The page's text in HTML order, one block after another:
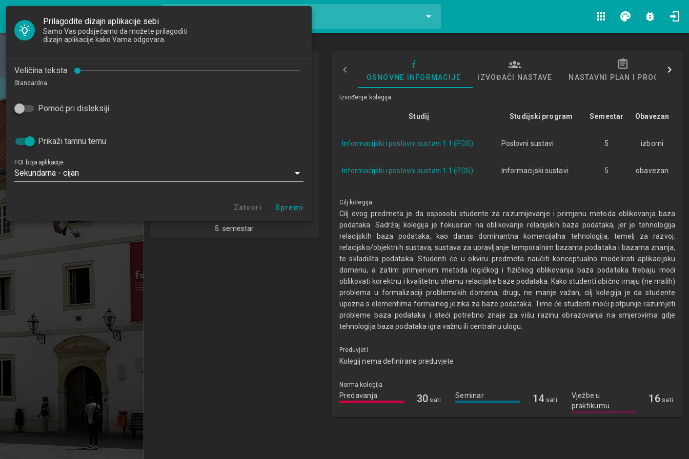
Djelatnici
Katedre
FOI Nastava apps palette bug_report
Baze podataka 2
5. semestar
OSNOVNE INFORMACIJE IZVOĐAČI NASTAVE NASTAVNI PLAN I PROGRAM
Izvođenje kolegija
Studij Studijski program Semestar Obavezan
Informacijski i poslovni sustavi 1.1 (PDS) Poslovni sustavi 5 izborni
Informacijski i poslovni sustavi 1.1 (PDS) Informacijski sustavi 5 obavezan
Cilj kolegija
Cilj ovog predmeta je da osposobi studente za razumijevanje i primjenu metoda oblikovanja baza
podataka. Sadržaj kolegija je fokusiran na oblikovanje relacijskih baza podataka, jer je tehnologija
relacijskih baza podataka, kao danas dominantna komercijalna tehnologija, temelj za razvoj:
relacijsko/objektnih sustava, sustava za upravljanje temporalnim bazama podataka i bazama znanja,
te skladišta podataka. Studenti će u okviru predmeta naučiti konceptualno modelirati aplikacijsku
domenu, a zatim primjenom metoda logičkog i fizičkog oblikovanja baza podataka trebaju moći
oblikovati korektnu i kvalitetnu shemu relacijske baze podataka. Kako studenti obično imaju (ne malih)
problema u formalizaciji problemskih domena, drugi, ne manje važan, cilj kolegija je da studente
upozna s elementima formalnog jezika za baze podataka. Time će studenti moći potpunije razumjeti
probleme baza podataka i steći potrebno znaje za višu razinu obrazovanja na smjerovima gdje
tehnologija baza podataka igra važnu ili centralnu ulogu.
Preduvjeti
Kolegij nema definirane preduvjete
Norma kolegija
Predavanja 30 sati
Seminar 14 sati
Vježbe u
praktikumu
16 sati
Prilagodite dizajn aplikacije sebi
Samo Vas podsjećamo da možete prilagoditi
dizajn aplikacije kako Vama odgovara.
Veličina teksta
Standardna
Pomoć pri disleksiji
Prikaži tamnu temu
FOI boja aplikacije
Sekundarna - cijan
Zatvori Spremi